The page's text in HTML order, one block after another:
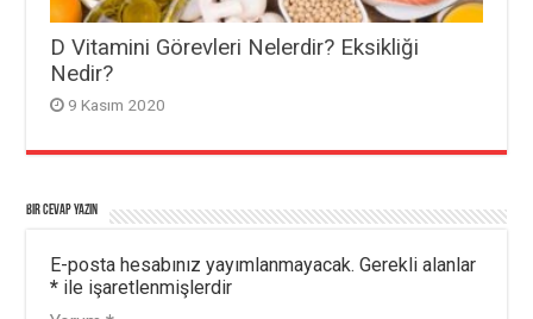
D Vitamini Görevleri Nelerdir? Eksikliği
Nedir?
9 Kasım 2020
Bir cevap yazın
E-posta hesabınız yayımlanmayacak. Gerekli alanlar
* ile işaretlenmişlerdir